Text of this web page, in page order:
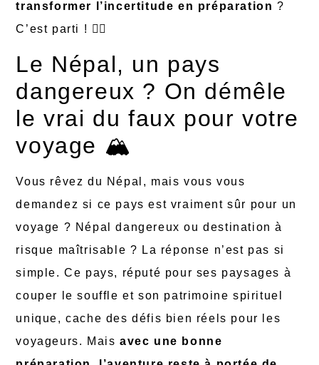
transformer l’incertitude en préparation ?
C’est parti ! 🧗‍♂️
Le Népal, un pays
dangereux ? On démêle
le vrai du faux pour votre
voyage 🏔️
Vous rêvez du Népal, mais vous vous
demandez si ce pays est vraiment sûr pour un
voyage ? Népal dangereux ou destination à
risque maîtrisable ? La réponse n’est pas si
simple. Ce pays, réputé pour ses paysages à
couper le souffle et son patrimoine spirituel
unique, cache des défis bien réels pour les
voyageurs. Maisavec une bonne